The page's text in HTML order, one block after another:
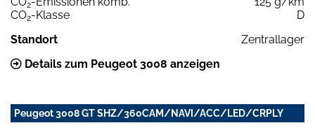
2
CO2-Klasse
D
Standort
Zentrallager
Details zum Peugeot 3008 anzeigen
Peugeot 3008 GT SHZ/360CAM/NAVI/ACC/LED/CRPLY